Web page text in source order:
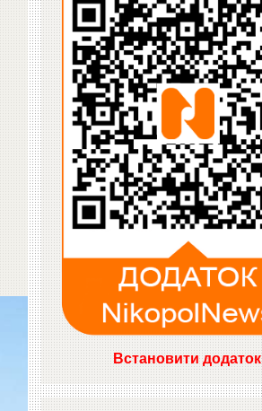
Встановити додаток